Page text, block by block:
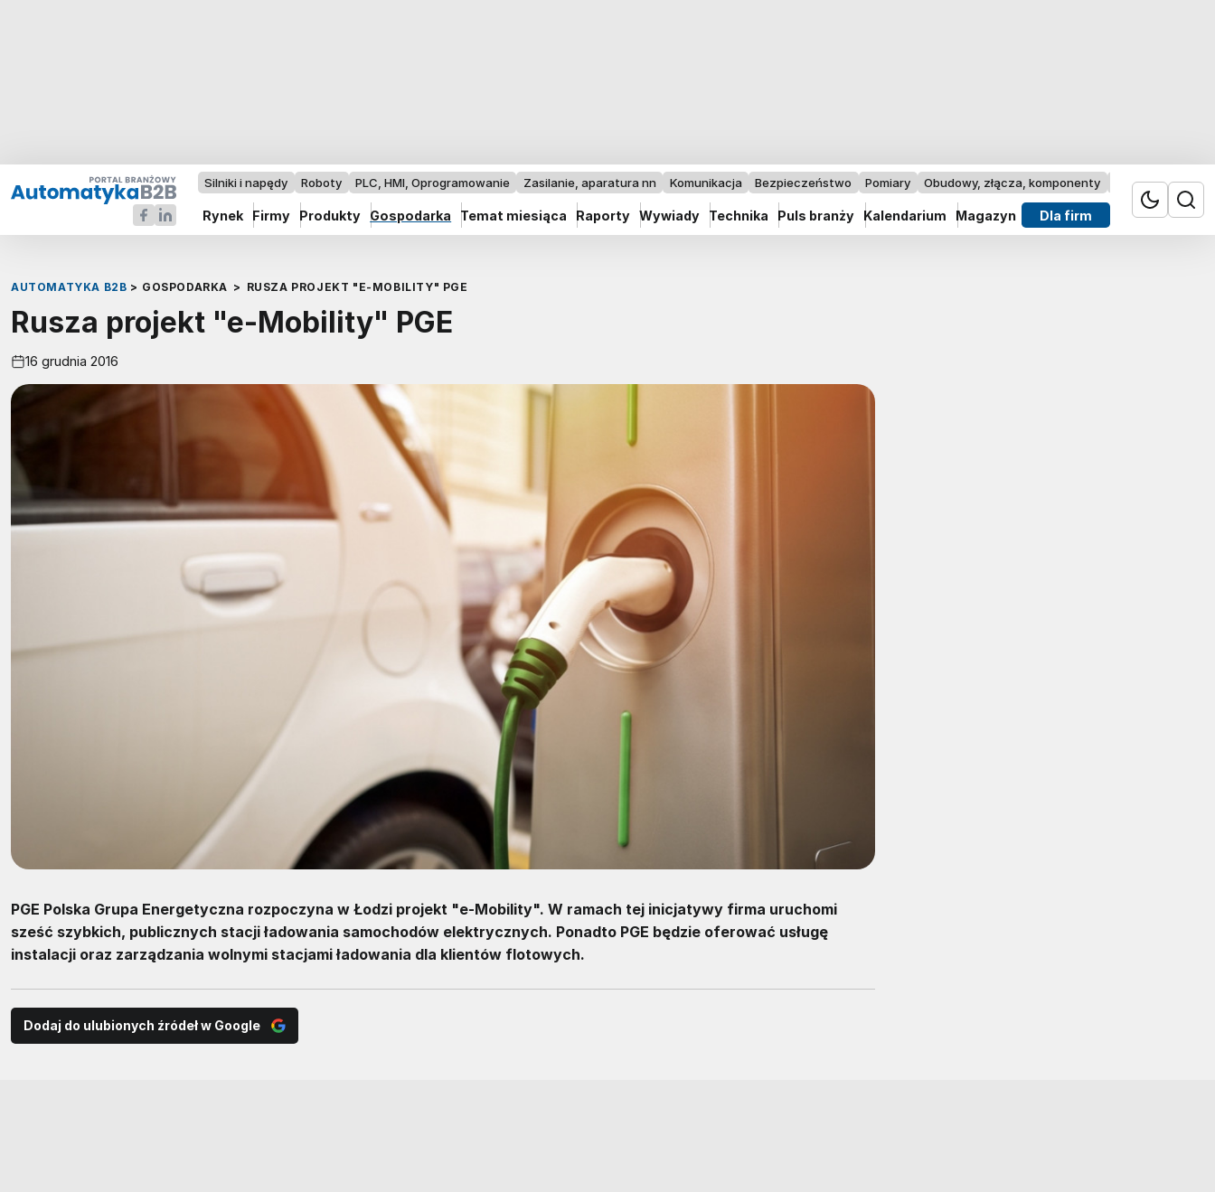
Silniki i napędy Roboty PLC, HMI, Oprogramowanie Zasilanie, aparatura nn Komunikacja Bezpieczeństwo Pomiary Obudowy, złącza, komponenty Przemysł 4.0
Rynek Firmy Produkty Gospodarka Temat miesiąca Raporty Wywiady Technika Puls branży Kalendarium Magazyn Dla firm
AUTOMATYKA B2B > GOSPODARKA > RUSZA PROJEKT "E-MOBILITY" PGE
Rusza projekt "e-Mobility" PGE
16 grudnia 2016
PGE Polska Grupa Energetyczna rozpoczyna w Łodzi projekt "e-Mobility". W ramach tej inicjatywy firma uruchomi
sześć szybkich, publicznych stacji ładowania samochodów elektrycznych. Ponadto PGE będzie oferować usługę
instalacji oraz zarządzania wolnymi stacjami ładowania dla klientów flotowych.
Dodaj do ulubionych źródeł w Google